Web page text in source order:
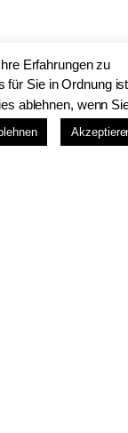
Erfahrungen zu
für Sie in Ordnung
ablehnen, wenn